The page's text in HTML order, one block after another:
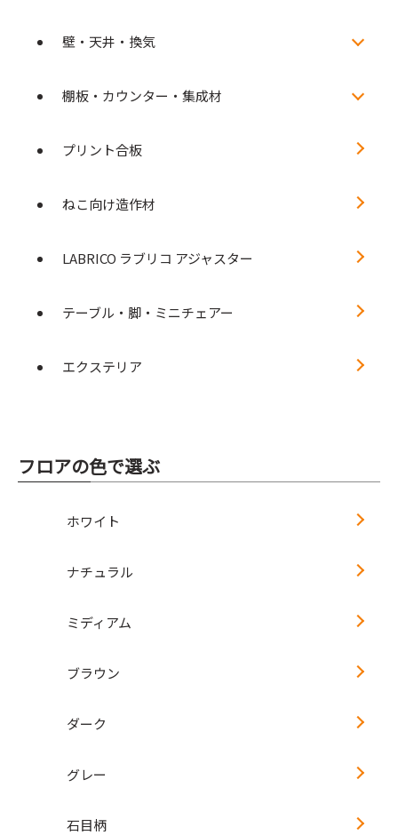
壁・天井・換気
棚板・カウンター・集成材
プリント合板
ねこ向け造作材
LABRICO ラブリコ アジャスター
テーブル・脚・ミニチェアー
エクステリア
フロアの色で選ぶ
ホワイト
ナチュラル
ミディアム
ブラウン
ダーク
グレー
石目柄